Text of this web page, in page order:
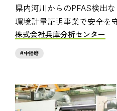
県内河川からのPFAS検出な
環境計量証明事業で安全を
株式会社兵庫分析センター
中播磨